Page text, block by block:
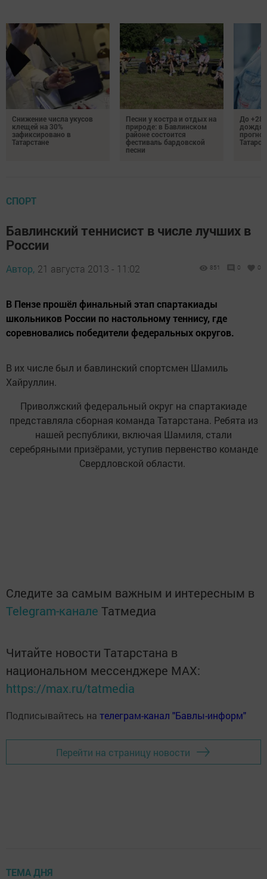
Снижение числа укусов
клещей на 30%
зафиксировано в
Татарстане
Песни у костра и отдых на
природе: в Бавлинском
районе состоится
фестиваль бардовской
песни
До +28
СПОРТ
Бавлинский теннисист в числе лучших в
России
Автор, 21 августа 2013 - 11:02 851 0 0
В Пензе прошёл финальный этап спартакиады
школьников России по настольному теннису, где
соревновались победители федеральных округов.
В их числе был и бавлинский спортсмен Шамиль
Хайруллин.
Приволжский федеральный округ на спартакиаде
представляла сборная команда Татарстана. Ребята из
нашей республики, включая Шамиля, стали
серебряными призёрами, уступив первенство команде
Свердловской области.
Следите за самым важным и интересным в
Telegram-канале Татмедиа
Читайте новости Татарстана в
национальном мессенджере MАХ:
https://max.ru/tatmedia
Подписывайтесь на телеграм-канал "Бавлы-информ"
Перейти на страницу новости
ТЕМА ДНЯ